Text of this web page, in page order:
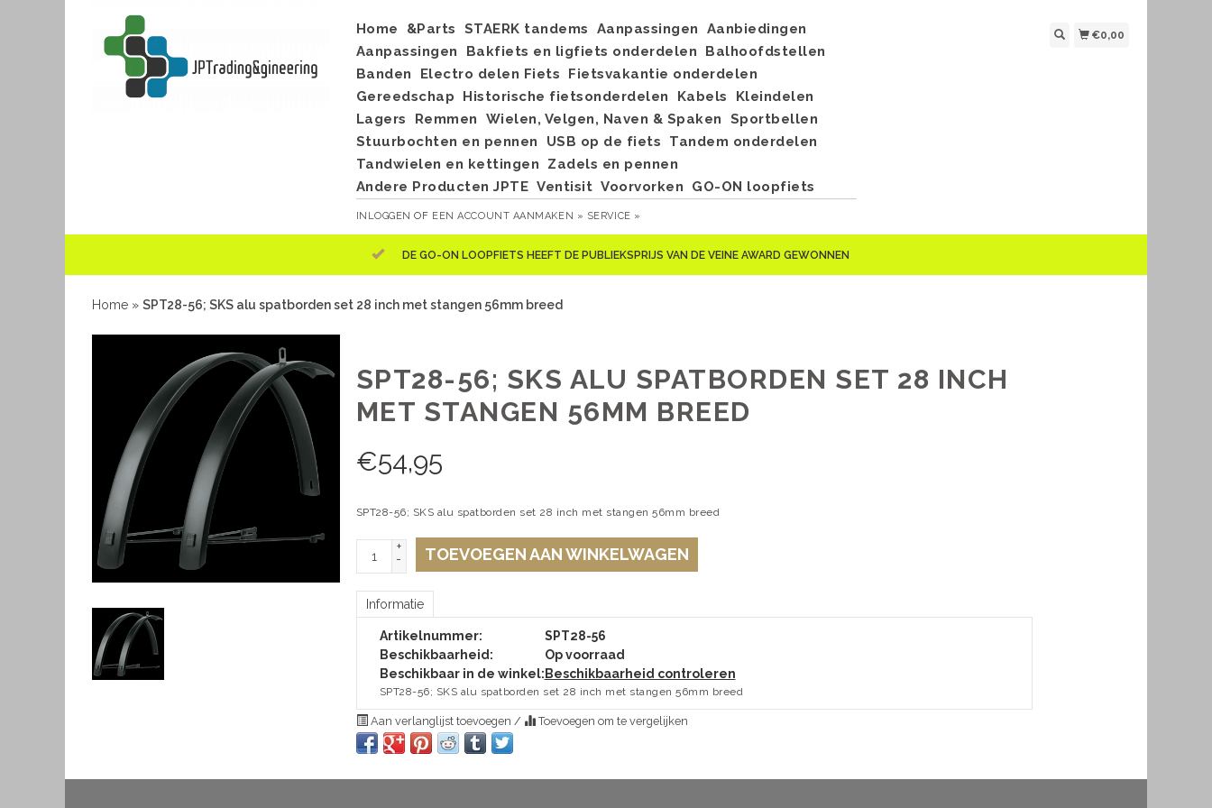
Home &Parts STAERK tandems Aanpassingen
Aanbiedingen
Aanpassingen
Bakfiets en ligfiets onderdelen
Balhoofdstellen
Banden
Electro delen Fiets
Fietsvakantie onderdelen
Gereedschap
Historische fietsonderdelen Kabels
Kleindelen
Lagers
Remmen Wielen, Velgen, Naven & Spaken
Sportbellen
Stuurbochten en pennen
USB op de fiets
Tandem onderdelen
Tandwielen en kettingen
Zadels en pennen
Andere Producten JPTE Ventisit Voorvorken GO-ON loopfiets
INLOGGEN OF EEN ACCOUNT AANMAKEN » SERVICE »
€0,00
DE GO-ON LOOPFIETS HEEFT DE PUBLIEKSPRIJS VAN DE VEINE AWARD GEWONNEN
Home » SPT28-56; SKS alu spatborden set 28 inch met stangen 56mm breed
SPT28-56; SKS ALU SPATBORDEN SET 28 INCH
MET STANGEN 56MM BREED
€54,95
SPT28-56; SKS alu spatborden set 28 inch met stangen 56mm breed
+
-
TOEVOEGEN AAN WINKELWAGEN
Informatie
Artikelnummer:
SPT28-56
Beschikbaarheid:
Op voorraad
Beschikbaar in de winkel: Beschikbaarheid controleren
SPT28-56; SKS alu spatborden set 28 inch met stangen 56mm breed
Aan verlanglijst toevoegen / Toevoegen om te vergelijken